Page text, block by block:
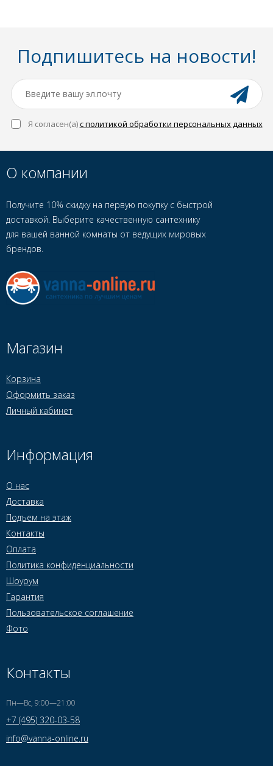
Подпишитесь на новости!
Я согласен(a)с политикой обработки персональных данных
О компании
Получите 10% скидку на первую покупку с быстрой
доставкой. Выберите качественную сантехнику
для вашей ванной комнаты от ведущих мировых
брендов.
Магазин
Корзина
Оформить заказ
Личный кабинет
Информация
О нас
Доставка
Подъем на этаж
Контакты
Оплата
Политика конфиденциальности
Шоурум
Гарантия
Пользовательское соглашение
Фото
Контакты
Пн—Вс, 9:00—21:00
+7 (495) 320-03-58
info@vanna-online.ru